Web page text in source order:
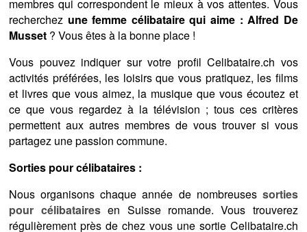
membres qui correspondent le mieux à vos attentes. Vous
recherchez une femme célibataire qui aime : Alfred De
Musset ? Vous êtes à la bonne place !
Vous pouvez indiquer sur votre profil Celibataire.ch vos
activités préférées, les loisirs que vous pratiquez, les films
et livres que vous aimez, la musique que vous écoutez et
ce que vous regardez à la télévision ; tous ces critères
permettent aux autres membres de vous trouver si vous
partagez une passion commune.
Sorties pour célibataires :
Nous organisons chaque année de nombreuses sorties
pour célibatairesen Suisse romande. Vous trouverez
régulièrement près de chez vous une sortie Celibataire.ch